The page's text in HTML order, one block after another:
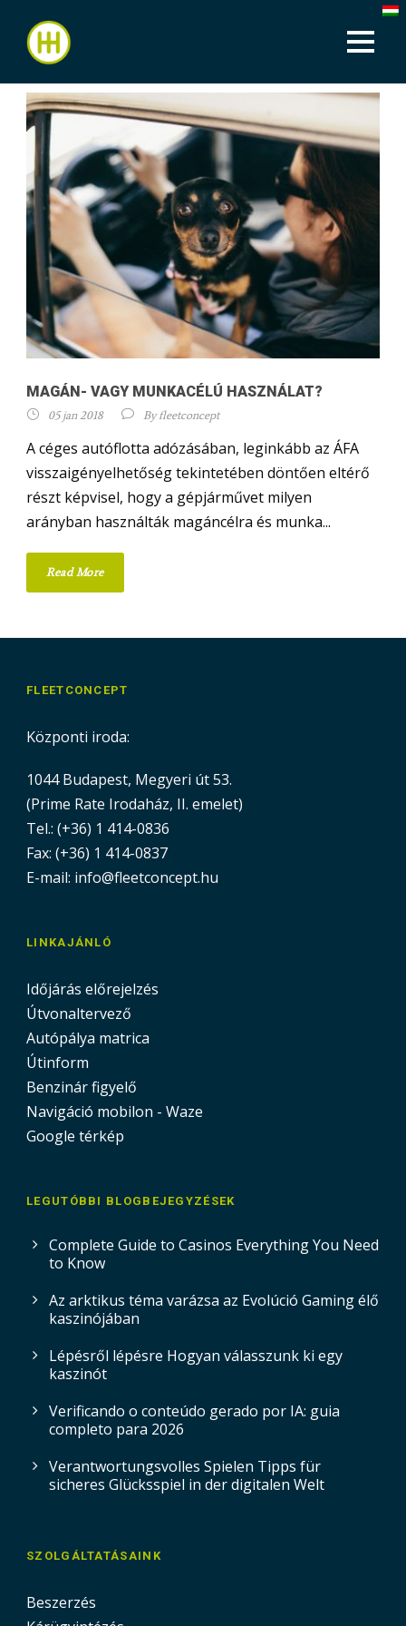
MAGÁN- VAGY MUNKACÉLÚ HASZNÁLAT?
05 jan 2018 Byfleetconcept
A céges autóflotta adózásában, leginkább az ÁFA
visszaigényelhetőség tekintetében döntően eltérő
részt képvisel, hogy a gépjárművet milyen
arányban használták magáncélra és munka...
Read More
FLEETCONCEPT
Központi iroda:
1044 Budapest, Megyeri út 53.
(Prime Rate Irodaház, II. emelet)
Tel.: (+36) 1 414-0836
Fax: (+36) 1 414-0837
E-mail: info@fleetconcept.hu
LINKAJÁNLÓ
Időjárás előrejelzés
Útvonaltervező
Autópálya matrica
Útinform
Benzinár figyelő
Navigáció mobilon - Waze
Google térkép
LEGUTÓBBI BLOGBEJEGYZÉSEK
Complete Guide to Casinos Everything You Need
to Know
Az arktikus téma varázsa az Evolúció Gaming élő
kaszinójában
Lépésről lépésre Hogyan válasszunk ki egy
kaszinót
Verificando o conteúdo gerado por IA: guia
completo para 2026
Verantwortungsvolles Spielen Tipps für
sicheres Glücksspiel in der digitalen Welt
SZOLGÁLTATÁSAINK
Beszerzés